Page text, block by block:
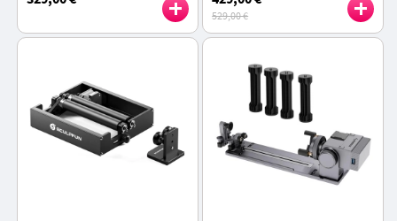
Cutter, 800x500mm
Positioniergenauigkeit -
Multi-Material-Druck,
270×270×256mm
Bauvolumen - Grau
529,00 €